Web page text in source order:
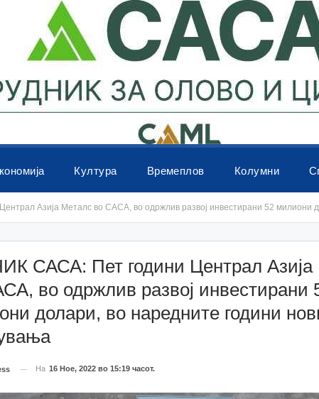
Култура Времеплов Колумни
Азија Металс во САСА, во одржлив развој инвестирани 52 милиони
САСА: Пет години Централ Азија
во одржлив развој инвестирани
долари, во наредните години
На 16 Ное, 2022 во 15:19 часот.